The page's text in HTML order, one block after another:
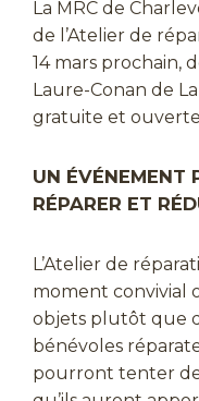
La MRC de
de l’Atelier de
14 mars prochain,
Laure-Conan de
gratuite et
UN ÉVÉNEMENT
RÉPARER ET
L’Atelier de
moment convivial
objets plutôt que
bénévoles
pourront tenter